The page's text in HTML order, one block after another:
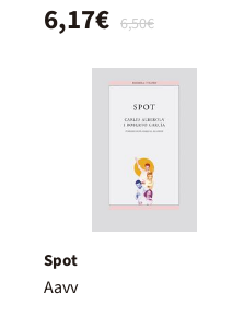
6,50€
6,17€
Spot
Aavv